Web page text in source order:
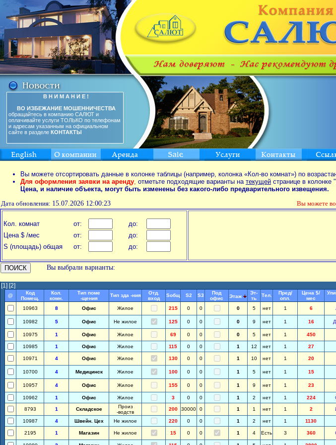
В Н И М А Н И Е !
ВО ИЗБЕЖАНИЕ МОШЕННИЧЕСТВА
обращайтесь в компанию САЛЮТ и
оплачивайте услуги ТОЛЬКО по телефонам
и адресам указанным на официальном
сайте в разделе КОНТАКТЫ
Вы можете отсортировать данные в колонке таблицы (например, колонка «Кол-во комнат») по
Для оформления заявки на аренду, отметьте подходящие варианты на текущей странице в колонке "
Цена, и наличие объекта, могут быть изменены без какого-либо предварительного извещения.
Дата обновления: 15.07.2026 12:00:23 Вы можете
Кол. комнат от:
до:
Цена $ /мес
от:
до:
S (площадь) общая
от: до:
Вы выбрали варианты:
[1] [2]
@
Код
Помещ.
Кол.
комн.
Тип поме
-щения
Тип зда -ния
Отд.
вход
Soбщ S2 S3
Под
офис
Этаж
Эт-
ть
Тел.
Пред/
опл.
Цена $/
мес
10963 8 Офис Жилое 215 0 0 0 5 нет 1 6
10982 5 Офис Не жилое 125 0 0 0 9 нет 1 16
10975 1 Офис Жилое 69 0 0 0 5 нет 1 450
10985 1 Офис Жилое 115 0 0 1 12 нет 1 27
10971 4 Офис Жилое 130 0 0 1 10 нет 1 20
10700 4 Медицинск Жилое 100 0 0 1 5 нет 1 15
10957 4 Офис Жилое 155 0 0 1 9 нет 1 23
10962 1 Офис Жилое 3 0 0 1 2 нет 1 224
8793 1 Складское
Произ
-водств
200 30000 0 1 1 нет 1 2
10987 4 Швейн. Цех Не жилое 220 0 0 1 2 нет 1 1130
2195 1 Магазин Не жилое 15 0 0 1 4 Есть 3 360